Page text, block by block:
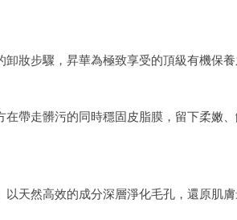
妝步驟，昇華為極致享受的頂級有機保養
帶走髒污的同時穩固皮脂膜，留下柔嫩
天然高效的成分深層淨化毛孔，還原肌